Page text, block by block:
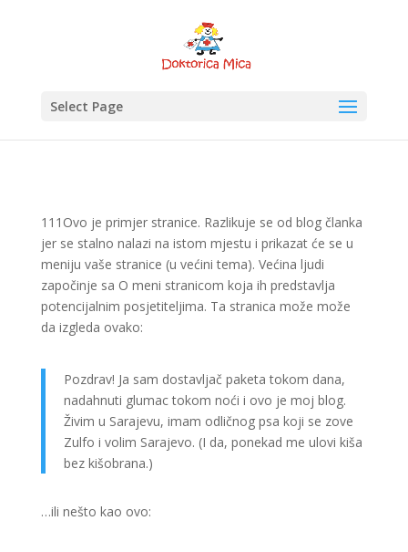
Select Page
111Ovo je primjer stranice. Razlikuje se od blog članka
jer se stalno nalazi na istom mjestu i prikazat će se u
meniju vaše stranice (u većini tema). Većina ljudi
započinje sa O meni stranicom koja ih predstavlja
potencijalnim posjetiteljima. Ta stranica može može
da izgleda ovako:
Pozdrav! Ja sam dostavljač paketa tokom dana,
nadahnuti glumac tokom noći i ovo je moj blog.
Živim u Sarajevu, imam odličnog psa koji se zove
Zulfo i volim Sarajevo. (I da, ponekad me ulovi kiša
bez kišobrana.)
…ili nešto kao ovo: